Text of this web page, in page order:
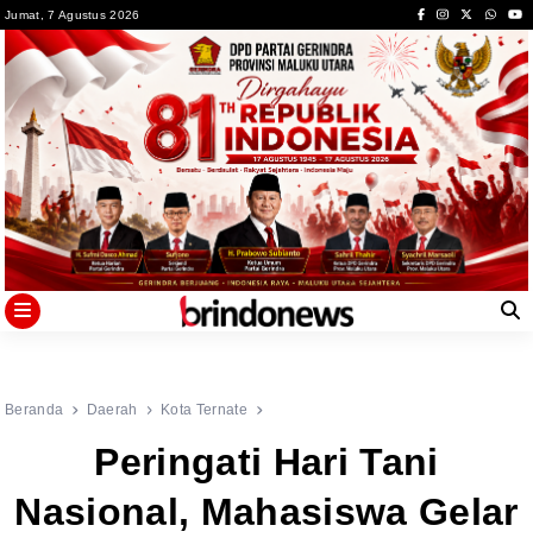
to
content
Jumat, 7 Agustus 2026
Beranda Daerah Kota Ternate
Peringati Hari Tani
Nasional, Mahasiswa Gelar